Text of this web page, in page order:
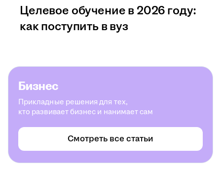
Целевое обучение в 2026 году:
как поступить в вуз
Бизнес
Прикладные решения для тех,
кто развивает бизнес и нанимает сам
Смотреть все статьи